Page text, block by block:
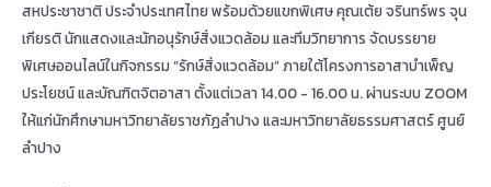
สหประชาชาติ ประจำประเทศไทย พร้อมด้วยแขกพิเศษ คุณเต้ย จรินทร์พร จุน
เกียรติ นักแสดงและนักอนุรักษ์สิ่งแวดล้อม และทีมวิทยาการ จัดบรรยาย
พิเศษออนไลน์ในกิจกรรม “รักษ์สิ่งแวดล้อม” ภายใต้โครงการอาสาบำเพ็ญ
ประโยชน์ และบัณฑิตจิตอาสา ตั้งแต่เวลา 14.00 - 16.00 น. ผ่านระบบ ZOOM
ให้แก่นักศึกษามหาวิทยาลัยราชภัฏลำปาง และมหาวิทยาลัยธรรมศาสตร์ ศูนย์
ลำปาง